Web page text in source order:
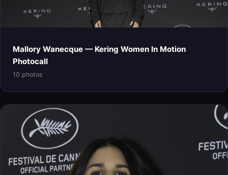
Mallory Wanecque — Kering Women In Motion
Photocall
10 photos